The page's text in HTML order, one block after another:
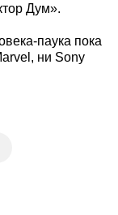
Дум».
паука пока
ни Sony